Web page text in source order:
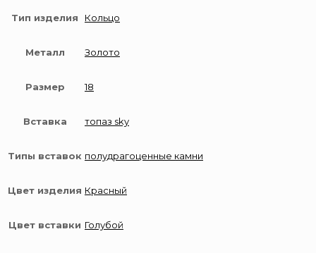
Тип изделия Кольцо
Металл Золото
Размер 18
Вставка топаз sky
Типы вставок полудрагоценные камни
Цвет изделия Красный
Цвет вставки Голубой